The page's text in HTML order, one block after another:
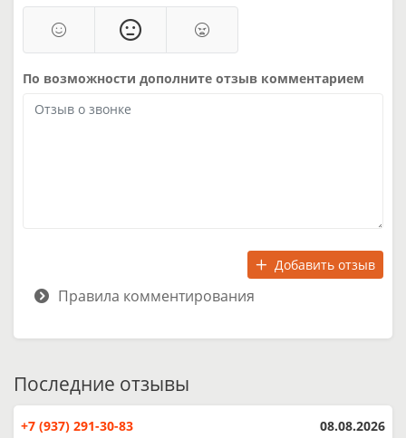
По возможности дополните отзыв комментарием
Добавить отзыв
Правила комментирования
Последние отзывы
+7 (937) 291-30-83 08.08.2026